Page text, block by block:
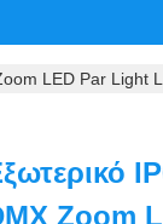
LED Par Light
Zoom